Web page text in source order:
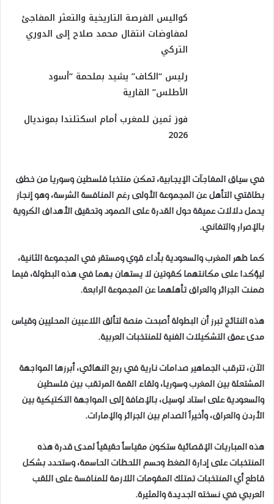
كواليس الفرصة التاريخية والتعثر المفاجئ
لمفاوضات انتقال محمد صلاح إلى الدوري
التركي
رئيس “الكاف” يشيد بملحمة “أسود
الأطلس” القارية
فوز ثمين للمغرب أمام اسكتلندا بمونديال
2026
​في سياق المفاجآت الإيجابية، تمكن منتخبا فلسطين وسوريا من خطف
بطاقتي التأهل عن المجموعة الأولى رغم المنافسة الشرسة، وهو إنجاز
يحمل دلالات عميقة حول القدرة على الصمود وتحقيق الأهداف الكروية
بالإصرار والتفاني.
كما ظهر المغرب والسعودية بأداء قوي ومستقر في المجموعة الثانية،
ليؤكدا على مكانتهما كقوتين لا يستهان بهما في هذه البطولة، فيما
ضمنت الجزائر والعراق تأهلهما عن المجموعة الرابعة.
هذه النتائج تبرز أن البطولة أصبحت منصة لتألق اللاعبين المحليين وقياس
مدى عمق التشكيلات الفنية للمنتخبات العربية.
​الآن، تترقب الجماهير صدامات نارية في ربع النهائي، أبرزها المواجهة
المشتعلة بين المغرب وسوريا، ولقاء القمة المرتقب بين فلسطين
والسعودية على استاد لوسيل، بالإضافة إلى المواجهة التكتيكية بين
الأردن والعراق، وأخيراً الصدام بين الجزائر والإمارات.
هذه المباريات الإقصائية ستكون مقياساً حقيقياً لمدى قدرة هذه
المنتخبات على إدارة الضغط وحسم اللحظات الحاسمة، وستحدد بشكل
قاطع أي المنتخبات تمتلك المقومات اللازمة للمنافسة على اللقب
العربي في نسخته الجديدة والمثيرة.